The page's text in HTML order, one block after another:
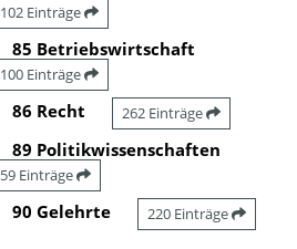
102 Einträge
85 Betriebswirtschaft
100 Einträge
86 Recht 262 Einträge
89 Politikwissenschaften
59 Einträge
90 Gelehrte 220 Einträge